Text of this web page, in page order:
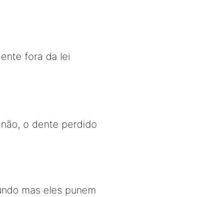
fora da lei
o dente perdido
mas eles punem